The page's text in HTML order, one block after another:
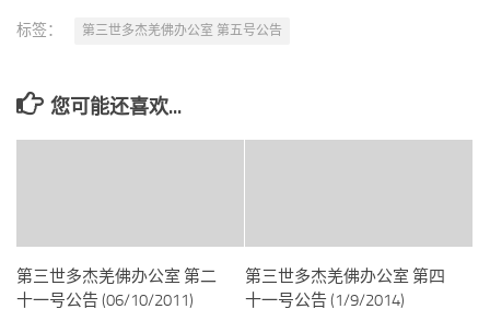
标签： 第三世多杰羌佛办公室 第五号公告
您可能还喜欢...
第三世多杰羌佛办公室 第二
十一号公告 (06/10/2011)
第三世多杰羌佛办公室 第四
十一号公告 (1/9/2014)